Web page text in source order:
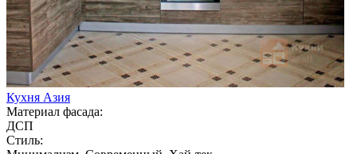
Кухня Азия
Материал фасада:
ДСП
Стиль: